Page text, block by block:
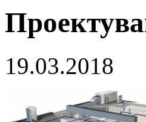
19.03.2018